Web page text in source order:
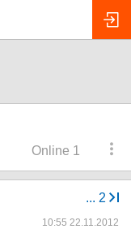
Online 1
... 2
10:55 22.11.2012